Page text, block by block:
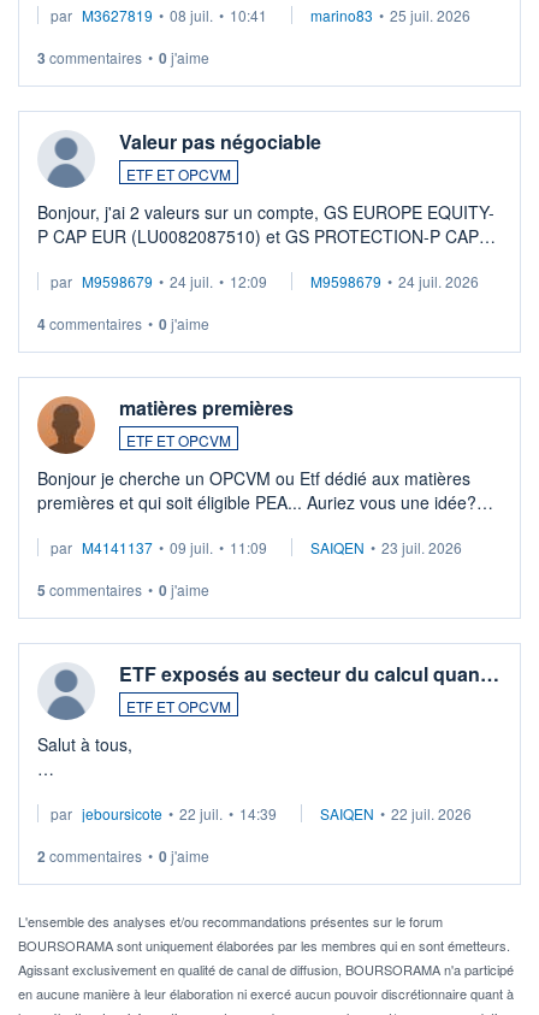
par M3627819 • 08 juil. • 10:41 marino83 • 25 juil. 2026
3 commentaires • 0j'aime
Valeur pas négociable
ETF ET OPCVM
Bonjour, j'ai 2 valeurs sur un compte, GS EUROPE EQUITY-
P CAP EUR (LU0082087510) et GS PROTECTION-P CAP
veux procéder à la vente, on me signale ...
par M9598679 • 24 juil. • 12:09 M9598679 • 24 juil. 2026
4commentaires • 0j'aime
matières premières
ETF ET OPCVM
Bonjour je cherche un OPCVM ou Etf dédié aux matières
premières et qui soit éligible PEA... Auriez vous une idée?
par M4141137 • 09 juil. • 11:09 SAIQEN • 23 juil. 2026
5 commentaires • 0j'aime
ETF exposés au secteur du calcul quan…
ETF ET OPCVM
Salut à tous,
via un ETF plutôt que des actions individuelles.
Idéalement, je voudrais qu'il soit éligible au PEA.
Pour l' ...
par jeboursicote • 22 juil. • 14:39 SAIQEN • 22 juil. 2026
2 commentaires • 0j'aime
L'ensemble des analyses et/ou recommandations présentes sur le forum
BOURSORAMA sont uniquement élaborées par les membres qui en sont émetteurs.
Agissant exclusivement en qualité de canal de diffusion, BOURSORAMA n'a participé
en aucune manière à leur élaboration ni exercé aucun pouvoir discrétionnaire quant à